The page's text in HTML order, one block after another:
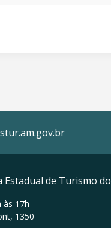
de Turismo
às 17h
1350